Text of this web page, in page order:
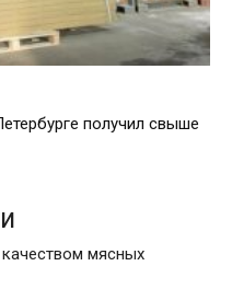
получил свыше
мясных